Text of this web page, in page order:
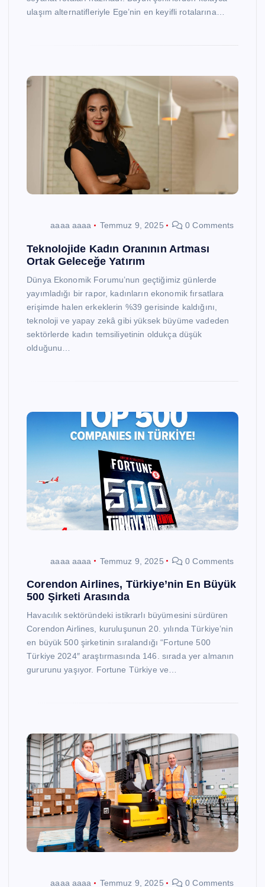
ulaşım alternatifleriyle Ege’nin en keyifli rotalarına…
aaaa aaaa Temmuz 9, 2025 0 Comments
Teknolojide Kadın Oranının Artması
Ortak Geleceğe Yatırım
Dünya Ekonomik Forumu’nun geçtiğimiz günlerde
yayımladığı bir rapor, kadınların ekonomik fırsatlara
erişimde halen erkeklerin %39 gerisinde kaldığını,
teknoloji ve yapay zekâ gibi yüksek büyüme vadeden
sektörlerde kadın temsiliyetinin oldukça düşük
olduğunu…
aaaa aaaa Temmuz 9, 2025 0 Comments
Corendon Airlines, Türkiye’nin En Büyük
500 Şirketi Arasında
Havacılık sektöründeki istikrarlı büyümesini sürdüren
Corendon Airlines, kuruluşunun 20. yılında Türkiye’nin
en büyük 500 şirketinin sıralandığı “Fortune 500
Türkiye 2024″ araştırmasında 146. sırada yer almanın
gururunu yaşıyor. Fortune Türkiye ve…
aaaa aaaa Temmuz 9, 2025 0 Comments